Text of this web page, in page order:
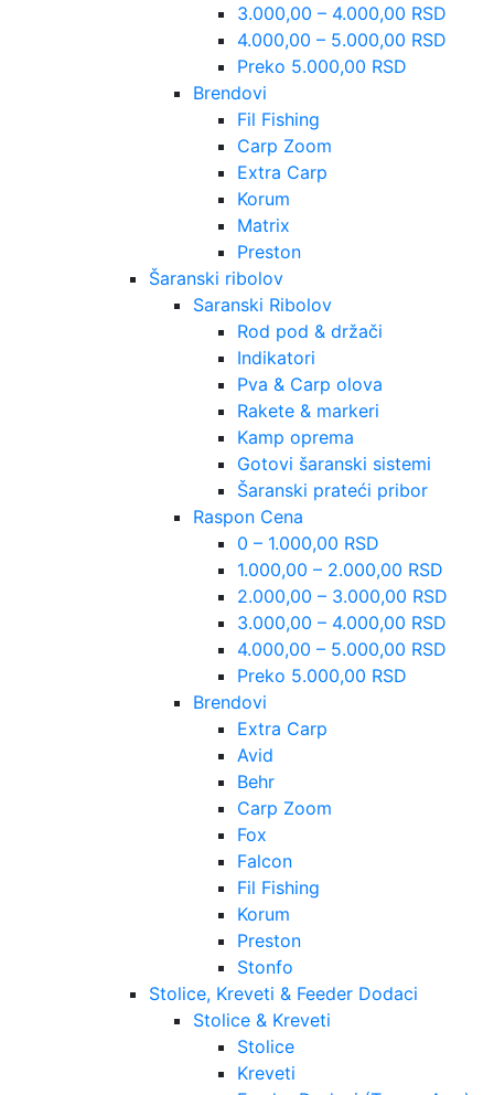
3.000,00 – 4.000,00 RSD
4.000,00 – 5.000,00 RSD
Preko 5.000,00 RSD
Brendovi
Fil Fishing
Carp Zoom
Extra Carp
Korum
Matrix
Preston
Šaranski ribolov
Saranski Ribolov
Rod pod & držači
Indikatori
Pva & Carp olova
Rakete & markeri
Kamp oprema
Gotovi šaranski sistemi
Šaranski prateći pribor
Raspon Cena
0 – 1.000,00 RSD
1.000,00 – 2.000,00 RSD
2.000,00 – 3.000,00 RSD
3.000,00 – 4.000,00 RSD
4.000,00 – 5.000,00 RSD
Preko 5.000,00 RSD
Brendovi
Extra Carp
Avid
Behr
Carp Zoom
Fox
Falcon
Fil Fishing
Korum
Preston
Stonfo
Stolice, Kreveti & Feeder Dodaci
Stolice & Kreveti
Stolice
Kreveti